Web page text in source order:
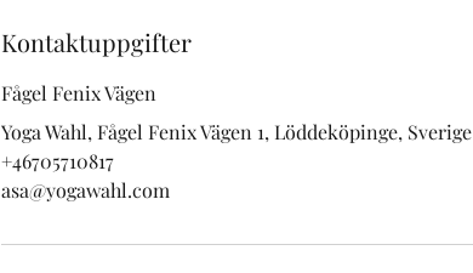
Kontaktuppgifter
Fågel Fenix Vägen
Yoga Wahl, Fågel Fenix Vägen 1, Löddeköpinge, Sverige
+46705710817
asa@yogawahl.com